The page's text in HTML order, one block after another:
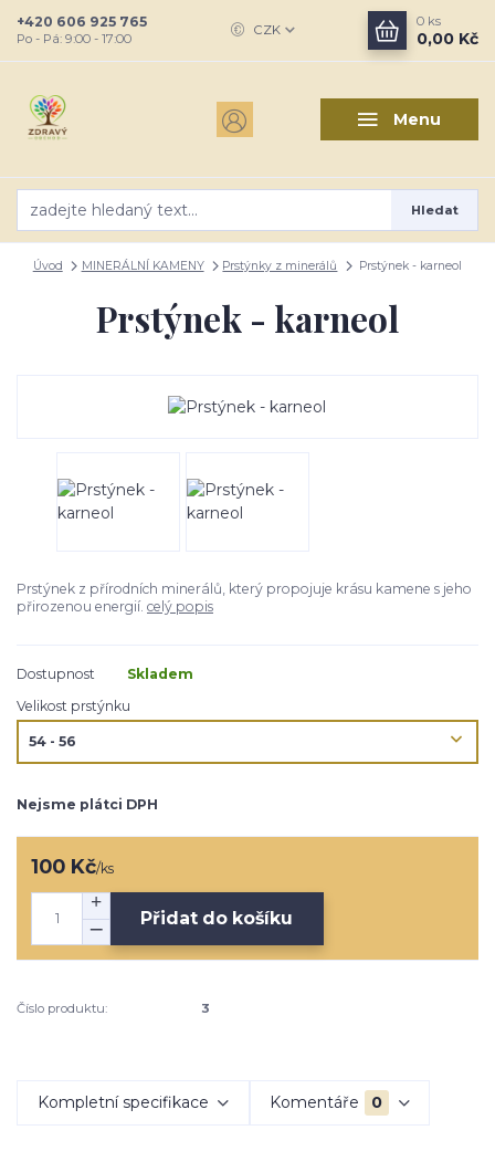
Menu
CZK
Hledat
+420 606 925 765
Po - Pá: 9:00 - 17:00
0 ks
0,00 Kč
Úvod MINERÁLNÍ KAMENY Prstýnky z minerálů Prstýnek - karneol
Prstýnek - karneol
Prstýnek z přírodních minerálů, který propojuje krásu kamene s jeho
přirozenou energií. celý popis
Dostupnost
Skladem
Velikost prstýnku
Nejsme plátci DPH
100 Kč/ks
Přidat do košíku
Číslo produktu: 3
Kompletní specifikace Komentáře 0